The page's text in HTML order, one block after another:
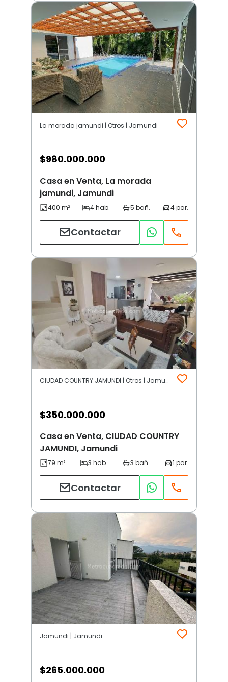
La morada jamundi | Otros | Jamundi
$980.000.000
Casa en Venta, La morada
jamundi, Jamundi
Contactar
CIUDAD COUNTRY JAMUNDI | Otros | Jamundi
$350.000.000
Casa en Venta, CIUDAD COUNTRY
JAMUNDI, Jamundi
Contactar
Jamundi | Jamundi
$265.000.000